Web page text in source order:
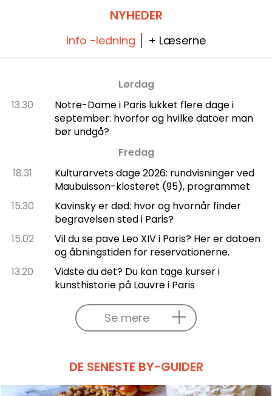
NYHEDER
Info -ledning + Læserne
Lørdag
13.30
Notre-Dame i Paris lukket flere dage i
september: hvorfor og hvilke datoer man
bør undgå?
Fredag
18.31
Kulturarvets dage 2026: rundvisninger ved
Maubuisson-klosteret (95), programmet
15.30
Kavinsky er død: hvor og hvornår finder
begravelsen sted i Paris?
15.02
Vil du se pave Leo XIV i Paris? Her er datoen
og åbningstiden for reservationerne.
13.20
Vidste du det? Du kan tage kurser i
kunsthistorie på Louvre i Paris
Se mere
DE SENESTE BY-GUIDER